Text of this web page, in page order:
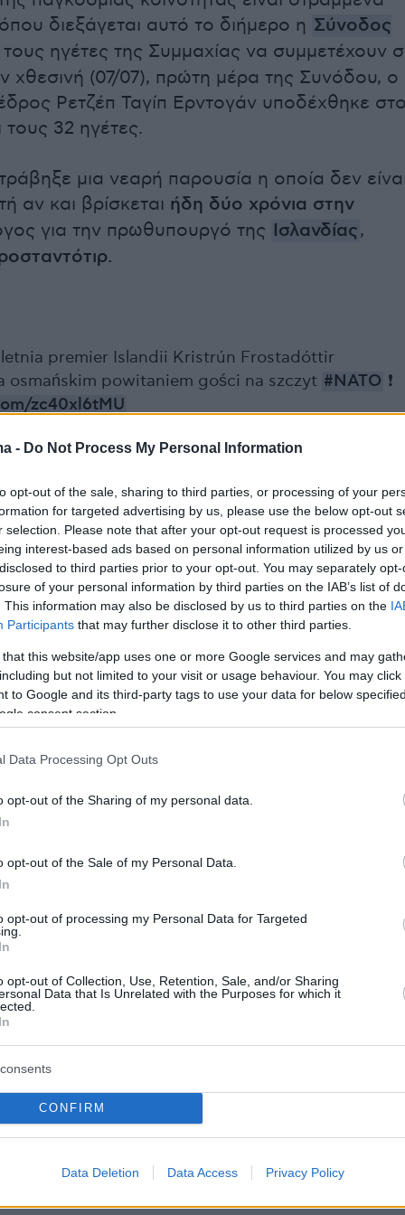
- Do Not Process My Personal Information
opt-out of the sale, sharing to third parties, or processing of your
for targeted advertising by us, please use the below opt-out
selection. Please note that after your opt-out request is processed
interest-based ads based on personal information utilized by us
to third parties prior to your opt-out. You may separately
of your personal information by third parties on the IAB’s list of
This information may also be disclosed by us to third parties on the
Participants that may further disclose it to other third parties.
that this website/app uses one or more Google services and may
but not limited to your visit or usage behaviour. You may
to Google and its third-party tags to use your data for below
consent section.
Data Processing Opt Outs
opt-out of the Sharing of my personal data.
opt-out of the Sale of my Personal Data.
opt-out of processing my Personal Data for Targeted
opt-out of Collection, Use, Retention, Sale, and/or Sharing
Data that Is Unrelated with the Purposes for which it
CONFIRM
Data Deletion Data Access Privacy Policy
διεξάγεται αυτό το διήμερο η Σύνοδος
τους ηγέτες της Συμμαχίας να συμμετέχουν
χθεσινή (07/07), πρώτη μέρα της Συνόδου, ο
Ρετζέπ Ταγίπ Ερντογάν υποδέχθηκε στο
32 ηγέτες.
μια νεαρή παρουσία η οποία δεν
αν και βρίσκεται ήδη δύο χρόνια στην
για την πρωθυπουργό της Ισλανδίας,
premier Islandii Kristrún Frostadóttir
osmańskim powitaniem gości na szczyt #NATO ❗
zc40xl6tMU
(@Rob_Ptaszewski)July 8, 2026
εκλέχθηκε το 2024 ως ηγέτιδα
σε ηλικία 36 ετώνκαι μέχρι τον περασμένο
τον τίτλο της νεότερης ηγέτιδας του
στη δεύτερη θέση της λίστας, ο 36χρονος
του Νεπάλ, Balendra Shah, ο οποίος
η Kristrún Frostadóttir
(γεννημένη στις 12 Μαΐου 1988)
πολιτικός και οικονομολόγος,
η τρέχουσα αρχηγός της
Fífill Jóhannsson και την ιατρό Steinunn
Αφού αποφοίτησε από το Κολλέγιο του
Junior College),απέκτησε πτυχίο από
Ισλανδίας,
στα οικονομικάαπό το Πανεπιστήμιο της
Kristrún Frostadóttir, Cumhurbaşkanı Erdoğan
törenle karşılandı.pic.twitter.com/